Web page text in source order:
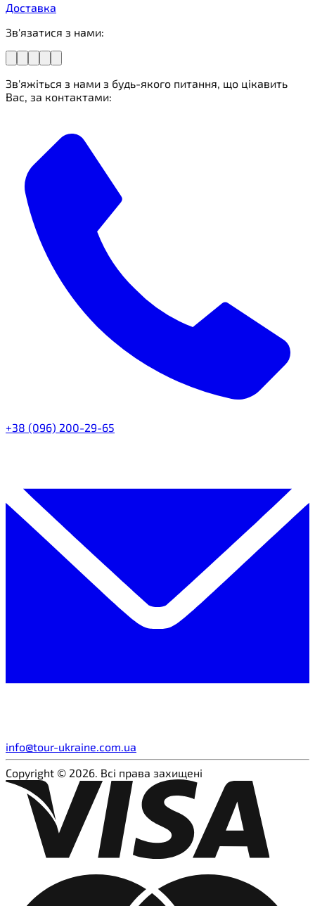
Доставка
Зв'язатися з нами:
Зв'яжіться з нами з будь-якого питання, що цікавить
Вас, за контактами:
+38 (096) 200-29-65
info@tour-ukraine.com.ua
Copyright © 2026. Всі права захищені